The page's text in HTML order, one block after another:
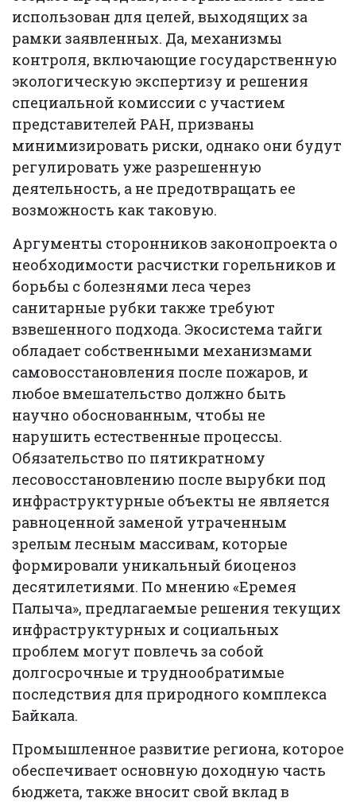
использован для целей, выходящих за
рамки заявленных. Да, механизмы
контроля, включающие государственную
экологическую экспертизу и решения
специальной комиссии с участием
представителей РАН, призваны
минимизировать риски, однако они будут
регулировать уже разрешенную
деятельность, а не предотвращать ее
возможность как таковую.
Аргументы сторонников законопроекта о
необходимости расчистки горельников и
борьбы с болезнями леса через
санитарные рубки также требуют
взвешенного подхода. Экосистема тайги
обладает собственными механизмами
самовосстановления после пожаров, и
любое вмешательство должно быть
научно обоснованным, чтобы не
нарушить естественные процессы.
Обязательство по пятикратному
лесовосстановлению после вырубки под
инфраструктурные объекты не является
равноценной заменой утраченным
зрелым лесным массивам, которые
формировали уникальный биоценоз
десятилетиями. По мнению «Еремея
Палыча», предлагаемые решения текущих
инфраструктурных и социальных
проблем могут повлечь за собой
долгосрочные и труднообратимые
последствия для природного комплекса
Байкала.
Промышленное развитие региона, которое
обеспечивает основную доходную часть
бюджета, также вносит свой вклад в